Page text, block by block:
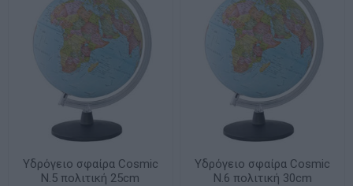
Υδρόγειο σφαίρα Cosmic
Ν.5 πολιτική 25cm
Υδρόγειο σφαίρα Cosmic
Ν.6 πολιτική 30cm